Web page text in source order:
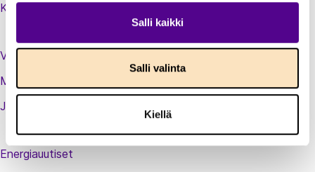
Salli kaikki
Salli valinta
Kiellä
Kirjaudu sisään jäsenextraan
Vastuullisuusteot
Medialle
Jäsenluettelo
Energiauutiset